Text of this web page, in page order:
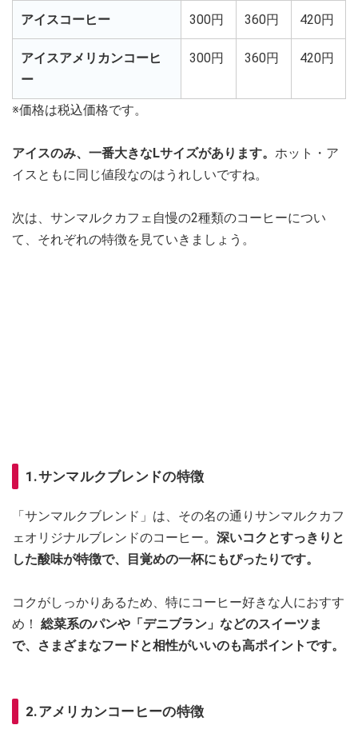
アイスコーヒー 300円 360円 420円
アイスアメリカンコーヒ
ー
300円 360円 420円
※価格は税込価格です。
アイスのみ、一番大きなLサイズがあります。 ホット・ア
イスともに同じ値段なのはうれしいですね。
次は、サンマルクカフェ自慢の2種類のコーヒーについ
て、それぞれの特徴を見ていきましょう。
1.サンマルクブレンドの特徴
「サンマルクブレンド」は、その名の通りサンマルクカフ
ェオリジナルブレンドのコーヒー。 深いコクとすっきりと
した酸味が特徴で、目覚めの一杯にもぴったりです。
コクがしっかりあるため、特にコーヒー好きな人におすす
め！ 総菜系のパンや「デニブラン」などのスイーツま
で、さまざまなフードと相性がいいのも高ポイントです。
2.アメリカンコーヒーの特徴